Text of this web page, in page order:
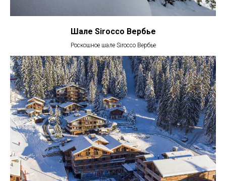
Шале Sirocco Вербье
Роскошное шале Sirocco Вербье